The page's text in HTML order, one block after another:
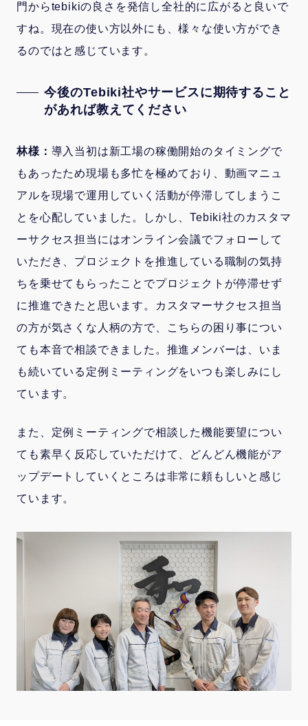
門からtebikiの良さを発信し全社的に広がると良いで
すね。現在の使い方以外にも、様々な使い方ができ
るのではと感じています。
今後のTebiki社やサービスに期待すること
があれば教えてください
林様： 導入当初は新工場の稼働開始のタイミングで
もあったため現場も多忙を極めており、動画マニュ
アルを現場で運用していく活動が停滞してしまうこ
とを心配していました。しかし、Tebiki社のカスタマ
ーサクセス担当にはオンライン会議でフォローして
いただき、プロジェクトを推進している職制の気持
ちを乗せてもらったことでプロジェクトが停滞せず
に推進できたと思います。カスタマーサクセス担当
の方が気さくな人柄の方で、こちらの困り事につい
ても本音で相談できました。推進メンバーは、いま
も続いている定例ミーティングをいつも楽しみにし
ています。
また、定例ミーティングで相談した機能要望につい
ても素早く反応していただけて、どんどん機能がア
ップデートしていくところは非常に頼もしいと感じ
ています。